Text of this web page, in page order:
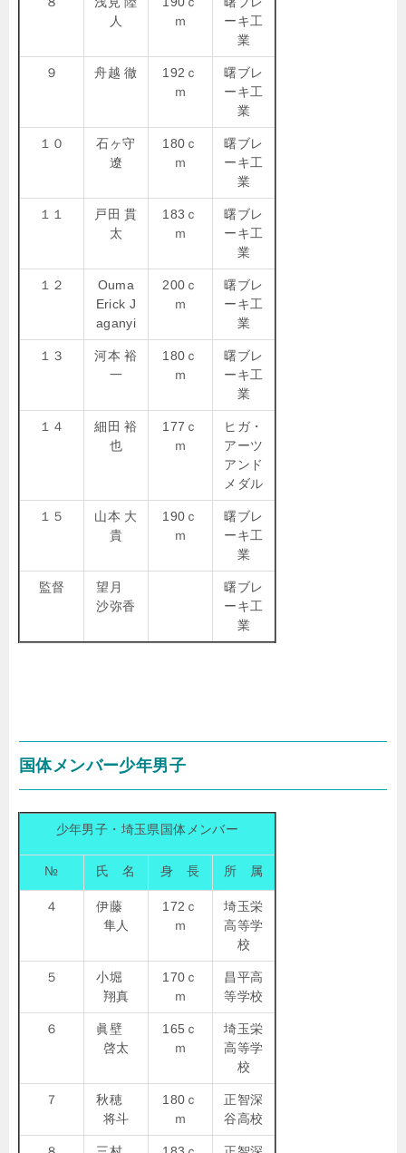
人
ｍ
ーキ工
業
９ 舟越 徹
192ｃ
ｍ
曙ブレ
ーキ工
業
１０
石ヶ守
遼
180ｃ
ｍ
曙ブレ
ーキ工
業
１１
戸田 貫
太
183ｃ
ｍ
曙ブレ
ーキ工
業
１２
Ouma
Erick J
aganyi
200ｃ
ｍ
曙ブレ
ーキ工
業
１３
河本 裕
一
180ｃ
ｍ
曙ブレ
ーキ工
業
１４
細田 裕
也
177ｃ
ｍ
ヒガ・
アーツ
アンド
メダル
１５
山本 大
貴
190ｃ
ｍ
曙ブレ
ーキ工
業
監督
望月
沙弥香
曙ブレ
ーキ工
業
国体メンバー少年男子
少年男子・埼玉県国体メンバー
№ 氏 名 身 長 所 属
４
伊藤
隼人
172ｃ
ｍ
埼玉栄
高等学
校
５
小堀
翔真
170ｃ
ｍ
昌平高
等学校
６
眞壁
啓太
165ｃ
ｍ
埼玉栄
高等学
校
７
秋穂
将斗
180ｃ
ｍ
正智深
谷高校